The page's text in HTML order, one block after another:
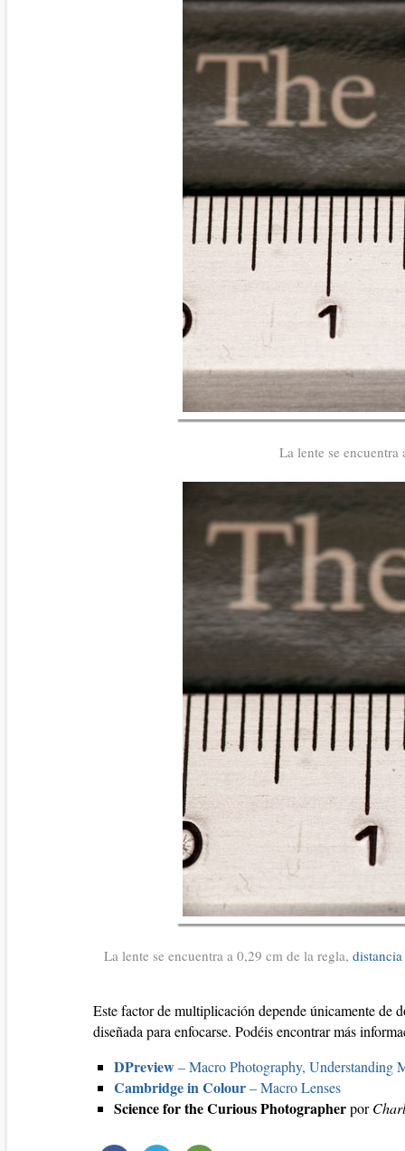
La lente se
La lente se encuentra a 0,29 cm de la regla,
Este factor de multiplicación depende únicamente de
diseñada para enfocarse. Podéis encontrar más
DPreview– Macro Photography, Understanding
Cambridge in Colour– Macro Lenses
Science for the Curious Photographerpor